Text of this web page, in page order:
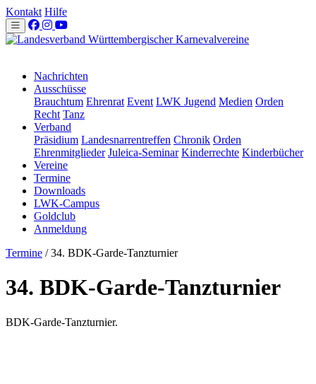
Kontakt Hilfe
Nachrichten
Ausschüsse
Brauchtum Ehrenrat Event LWK Jugend Medien Orden
Recht Tanz
Verband
Präsidium Landesnarrentreffen Chronik Orden
Ehrenmitglieder Juleica-Seminar Kinderrechte Kinderbücher
Vereine
Termine
Downloads
LWK-Campus
Goldclub
Anmeldung
Termine /34. BDK-Garde-Tanzturnier
34. BDK-Garde-Tanzturnier
BDK-Garde-Tanzturnier.